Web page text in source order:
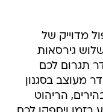
מדוייק של
גירסאות
תגרום לכם
מעוצב בסגנון
הריהוט